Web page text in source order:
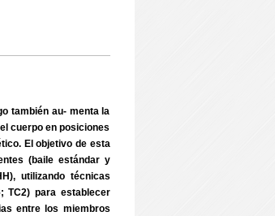
también au- menta la
cuerpo en posiciones
El objetivo de esta
(baile estándar y
utilizando técnicas
TC2) para establecer
entre los miembros